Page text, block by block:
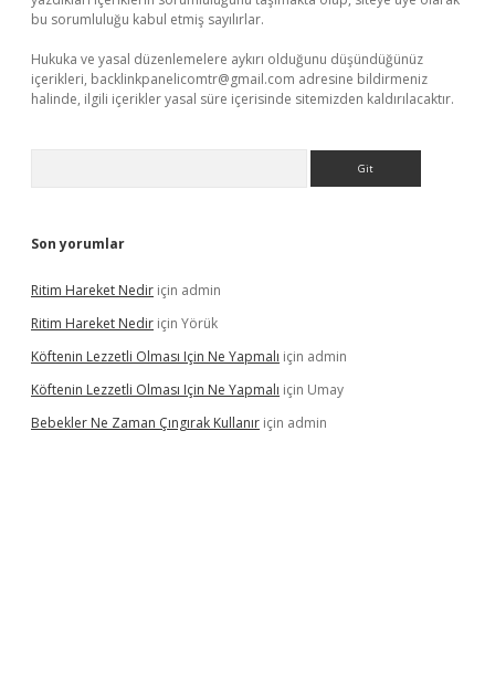
bu sorumluluğu kabul etmiş sayılırlar.
Hukuka ve yasal düzenlemelere aykırı olduğunu düşündüğünüz
içerikleri, backlinkpanelicomtr@gmail.com adresine bildirmeniz
halinde, ilgili içerikler yasal süre içerisinde sitemizden kaldırılacaktır.
Son yorumlar
Ritim Hareket Nedir için admin
Ritim Hareket Nedir için Yörük
Köftenin Lezzetli Olması Için Ne Yapmalı için admin
Köftenin Lezzetli Olması Için Ne Yapmalı için Umay
Bebekler Ne Zaman Çıngırak Kullanır için admin